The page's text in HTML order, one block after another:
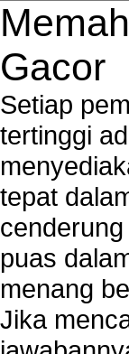
Gacor
Setiap
tertinggi
tepat
puas
menang
Jika